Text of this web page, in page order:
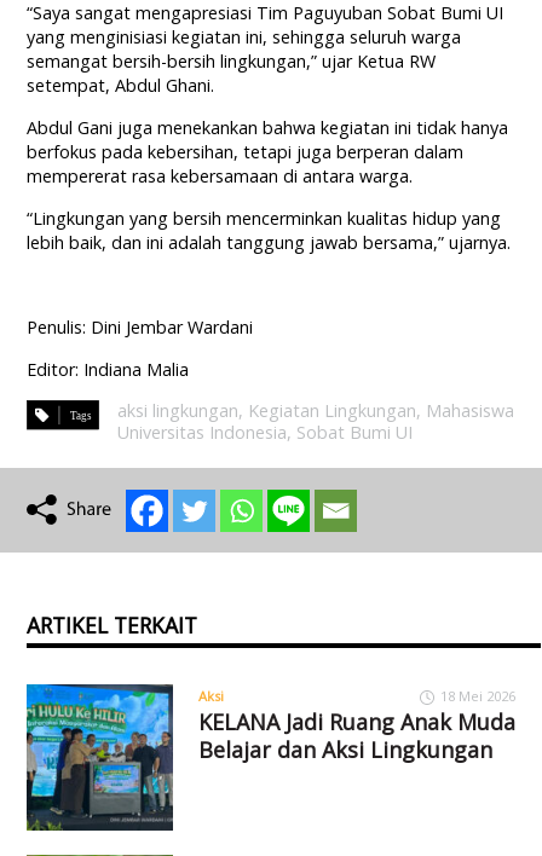
“Saya sangat mengapresiasi Tim Paguyuban Sobat Bumi UI
yang menginisiasi kegiatan ini, sehingga seluruh warga
semangat bersih-bersih lingkungan,” ujar Ketua RW
setempat, Abdul Ghani.
Abdul Gani juga menekankan bahwa kegiatan ini tidak hanya
berfokus pada kebersihan, tetapi juga berperan dalam
mempererat rasa kebersamaan di antara warga.
“Lingkungan yang bersih mencerminkan kualitas hidup yang
lebih baik, dan ini adalah tanggung jawab bersama,” ujarnya.
Penulis: Dini Jembar Wardani
Editor: Indiana Malia
aksi lingkungan, Kegiatan Lingkungan, Mahasiswa
Universitas Indonesia, Sobat Bumi UI
ARTIKEL TERKAIT
Aksi 18 Mei 2026
KELANA Jadi Ruang Anak Muda
Belajar dan Aksi Lingkungan